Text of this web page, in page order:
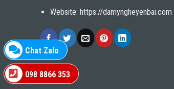
Chat Zalo
098 8866 353
Website: https://damyngheyenbai.com